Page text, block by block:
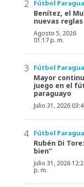
Fútbol
Benítez, el
nuevas reglas
Agosto 5, 2026
01:17 p. m.
Fútbol
Mayor
juego en el
paraguayo
Julio 31, 2026
Fútbol
Rubén Di
bien”
Julio 31, 2026
p. m.